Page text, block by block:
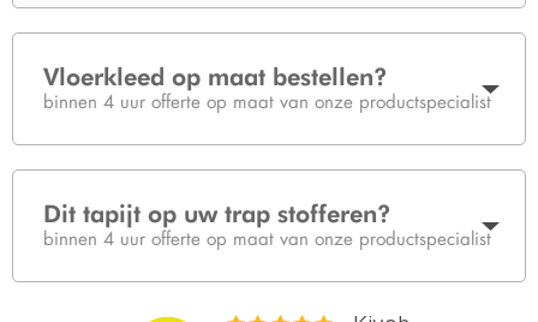
Vloerkleed op maat bestellen?
binnen 4 uur offerte op maat van onze productspecialist
Dit tapijt op uw trap stofferen?
binnen 4 uur offerte op maat van onze productspecialist